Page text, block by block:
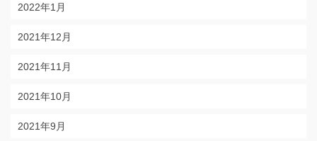
2022年1月
2021年12月
2021年11月
2021年10月
2021年9月